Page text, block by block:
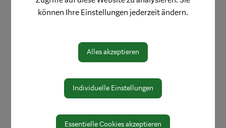
Jugend & Familie
Heiraten in Waidhofen
Gesundheit & Soziales
Mobilität & Anreise
Umwelt & Energie
Wertstoffe
können Ihre Einstellungen jederzeit ändern.
Alles akzeptieren
Individuelle Einstellungen
Essentielle Cookies akzeptieren